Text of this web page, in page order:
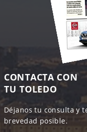
CONTACTA CON
TU TOLEDO
Déjanos tu consulta y
brevedad posible.